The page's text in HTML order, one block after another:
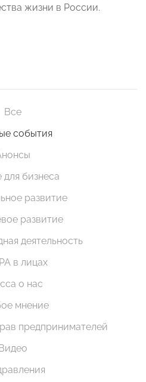
жизни в России.
Все
события
бизнеса
развитие
развитие
деятельность
в лицах
о нас
мнение
предпринимателей
Видео